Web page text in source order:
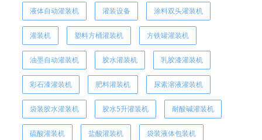
液体自动灌装机 灌装设备 涂料双头灌装机
灌装机 塑料方桶灌装机 方铁罐灌装机
油墨自动灌装机 胶水灌装机 乳胶漆灌装机
彩石漆灌装机 肥料灌装机 尿素溶液灌装机
袋装胶水灌装机 胶水5升灌装机 耐酸碱灌装机
硫酸灌装机 盐酸灌装机 袋装液体包装机